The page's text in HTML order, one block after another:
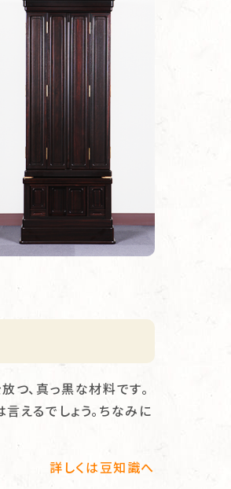
、真っ黒な材料です。
えるでしょう。ちなみに
詳しくは豆知識へ